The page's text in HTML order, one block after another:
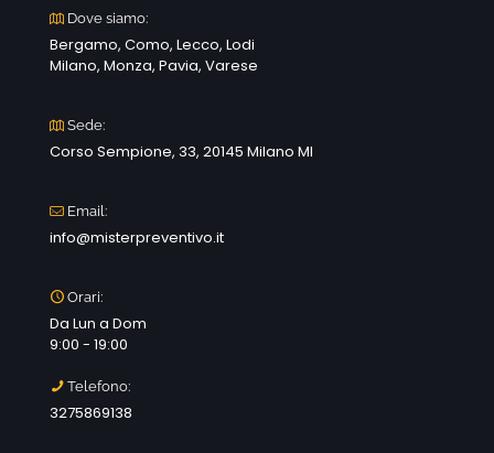
Dove siamo:
Bergamo, Como, Lecco, Lodi
Milano, Monza, Pavia, Varese
Sede:
Corso Sempione, 33, 20145 Milano MI
Email:
info@misterpreventivo.it
Orari:
Da Lun a Dom
9:00 - 19:00
Telefono:
3275869138